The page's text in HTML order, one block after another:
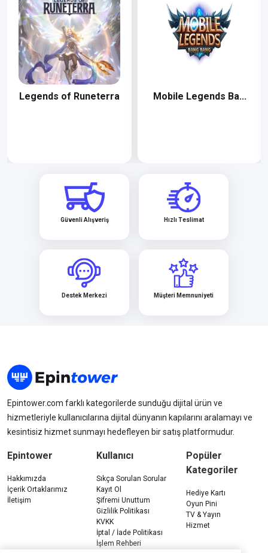
Legends of Runeterra Mobile Legends Ba...
Güvenli Alışveriş Hızlı Teslimat
Destek Merkezi Müşteri Memnuniyeti
Epintower.com farklı kategorilerde sunduğu dijital ürün ve
hizmetleriyle kullanıcılarına dijital dünyanın kapılarını aralamayı ve
kesintisiz hizmet sunmayı hedefleyen bir satış platformudur.
Epintower
Hakkımızda
İçerik Ortaklarımız
İletişim
Kullanıcı
Sıkça Sorulan Sorular
Kayıt Ol
Şifremi Unuttum
Gizlilik Politikası
KVKK
İptal / İade Politikası
İşlem Rehberi
Popüler
Kategoriler
Hediye Kartı
Oyun Pini
TV & Yayın
Hizmet